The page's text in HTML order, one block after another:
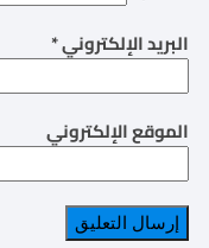
البريد الإلكتروني*
الموقع الإلكتروني